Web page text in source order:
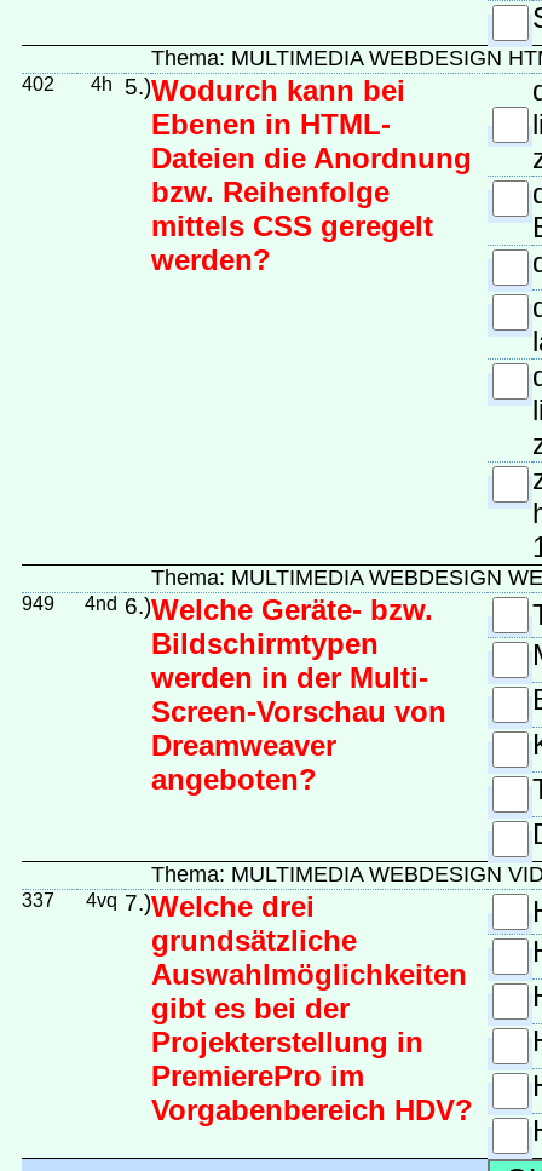
Thema: MULTIMEDIA WEBDESIGN
402 4h 5.)Wodurch kann bei
Ebenen in HTML-
Dateien die Anordnung
bzw. Reihenfolge
mittels CSS geregelt
werden?
Thema: MULTIMEDIA WEBDESIGN
949 4nd 6.)Welche Geräte- bzw.
Bildschirmtypen
werden in der Multi-
Screen-Vorschau von
Dreamweaver
angeboten?
Thema: MULTIMEDIA WEBDESIGN
337 4vq 7.)Welche drei
grundsätzliche
Auswahlmöglichkeiten
gibt es bei der
Projekterstellung in
PremierePro im
Vorgabenbereich HDV?